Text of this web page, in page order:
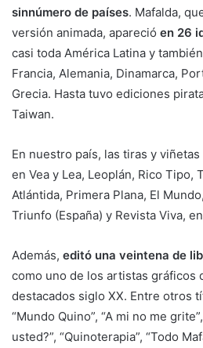
sinnúmero de países. Mafalda,
versión animada, apareció en 26
casi toda América Latina y
Francia, Alemania, Dinamarca,
Grecia. Hasta tuvo ediciones
Taiwan.
En nuestro país, las tiras y
en Vea y Lea, Leoplán, Rico Tipo,
Atlántida, Primera Plana, El
Triunfo (España) y Revista Viva,
Además, editó una veintena de
como uno de los artistas gráficos
destacados siglo XX. Entre otros
“Mundo Quino”, “A mi no me
usted?”, “Quinoterapia”, “Todo